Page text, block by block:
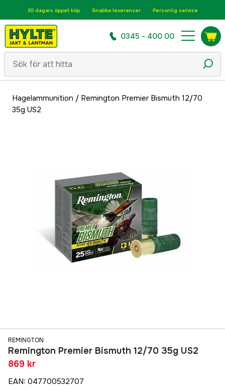
30 dagars öppet köp Snabba leveranser Personlig service
0345 - 400 00
Hagelammunition / Remington Premier Bismuth 12/70
35g US2
REMINGTON
Remington Premier Bismuth 12/70 35g US2
869 kr
EAN: 047700532707